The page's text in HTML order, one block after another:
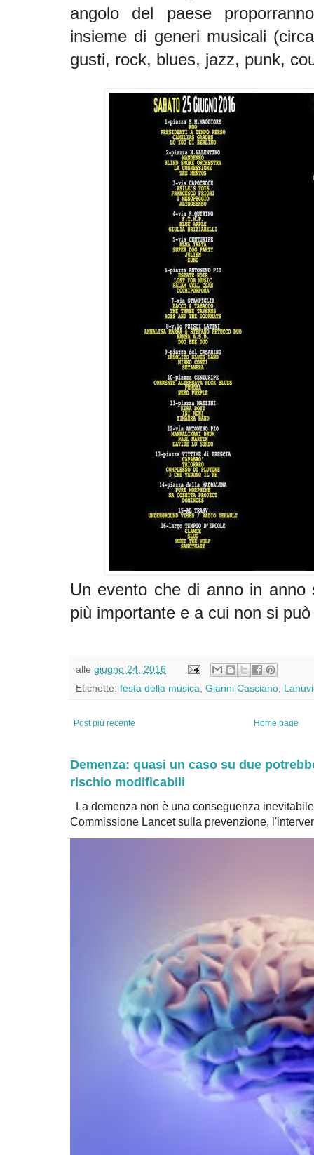
angolo del paese
insieme di generi musicali
gusti, rock, blues, jazz, punk,
Un evento che di anno in anno
più importante e a cui non si
alle giugno 24, 2016
Etichette: festa della musica Gianni Casciano
Post più recente Home page
Demenza: quasi un caso su due
rischio modificabili
La demenza non è una conseguenza
Commissione Lancet sulla prevenzione,